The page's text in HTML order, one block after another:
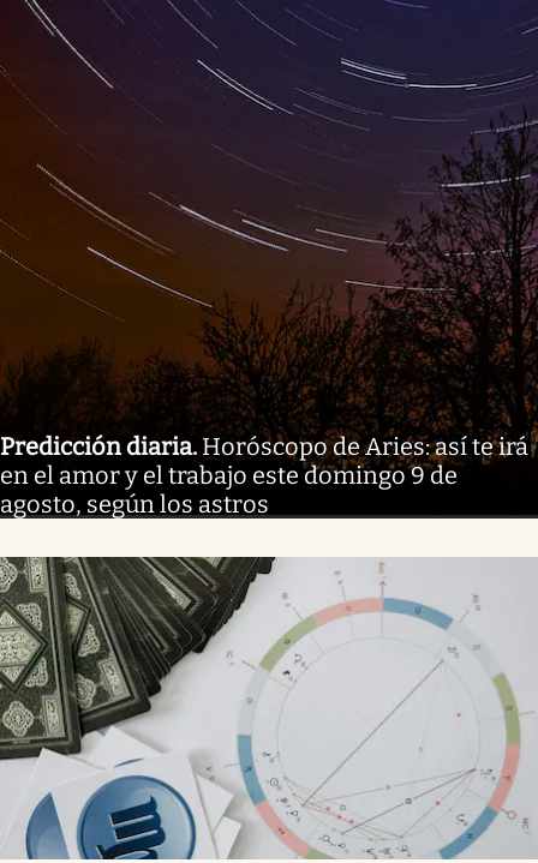
Predicción diaria. Horóscopo de Aries: así te irá
en el amor y el trabajo este domingo 9 de
agosto, según los astros